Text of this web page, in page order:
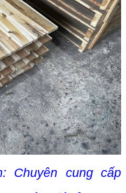
Chuyên cung cấp